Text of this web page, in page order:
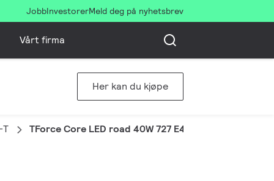
JobbInvestorerMeld deg på nyhetsbrev
Vårt firma
Her kan du kjøpe
T TForce Core LED road 40W 727 E40 MV